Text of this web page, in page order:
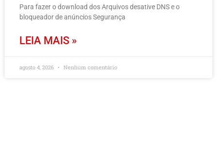
Para fazer o download dos Arquivos desative DNS e o
bloqueador de anúncios Segurança
LEIA MAIS »
agosto 4, 2026 Nenhum comentário